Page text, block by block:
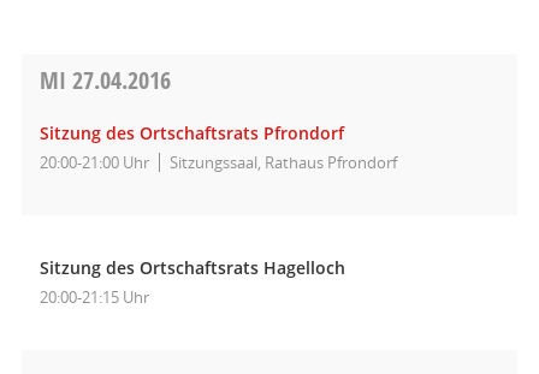
MI 27.04.2016
Sitzung des Ortschaftsrats Pfrondorf
20:00-21:00 Uhr Sitzungssaal, Rathaus Pfrondorf
Sitzung des Ortschaftsrats Hagelloch
20:00-21:15 Uhr